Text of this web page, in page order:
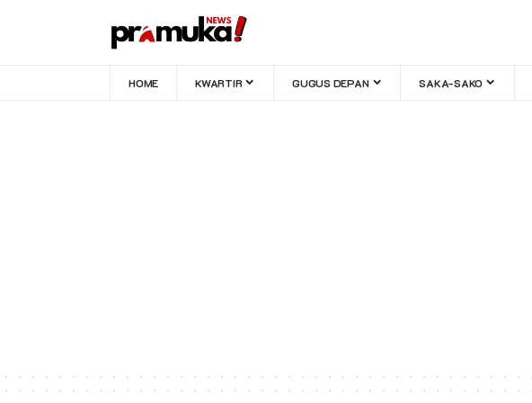
HOME KWARTIR GUGUS DEPAN SAKA-SAKO